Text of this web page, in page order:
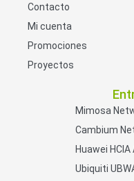
Contacto
Mi cuenta
Promociones
Proyectos
Mimosa
Cambium
Huawei
Ubiquiti